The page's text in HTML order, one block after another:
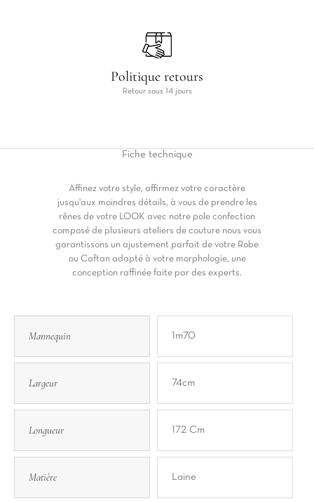
Politique retours
Retour sous 14 jours
Fiche technique
Affinez votre style, affirmez votre caractère
jusqu'aux moindres détails, à vous de prendre les
rênes de votre LOOK avec notre pole confection
composé de plusieurs ateliers de couture nous vous
garantissons un ajustement parfait de votre Robe
ou Caftan adapté à votre morphologie, une
conception raffinée faite par des experts.
Mannequin 1m70
Largeur 74cm
Longueur 172 Cm
Matière Laine